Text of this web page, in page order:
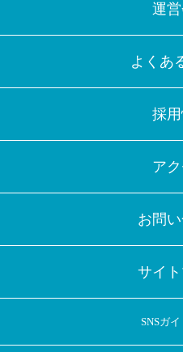
運
よくあ
採
ア
お問
サイ
SNSガ